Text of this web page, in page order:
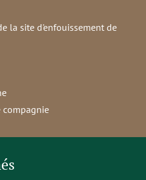
la site d'enfouissement de
compagnie